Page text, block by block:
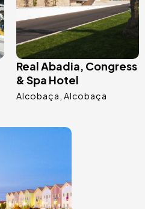
Real Abadia, Congress
& Spa Hotel
Alcobaça Alcobaça